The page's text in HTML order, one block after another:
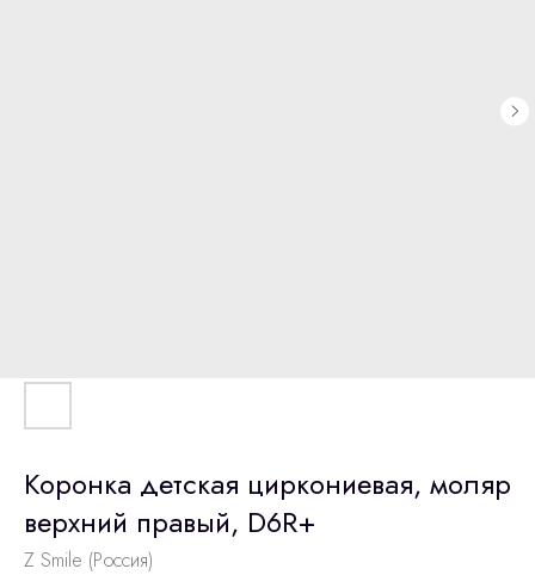
Коронка детская циркониевая, моляр
верхний правый, D6R+
Z Smile (Россия)